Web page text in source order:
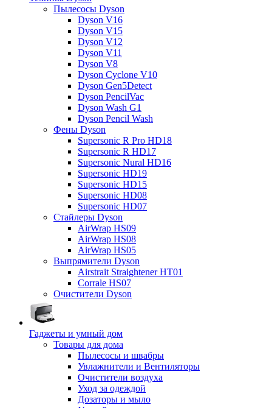
Пылесосы Dyson
Dyson V16
Dyson V15
Dyson V12
Dyson V11
Dyson V8
Dyson Cyclone V10
Dyson Gen5Detect
Dyson PencilVac
Dyson Wash G1
Dyson Pencil Wash
Фены Dyson
Supersonic R Pro HD18
Supersonic R HD17
Supersonic Nural HD16
Supersonic HD19
Supersonic HD15
Supersonic HD08
Supersonic HD07
Стайлеры Dyson
AirWrap HS09
AirWrap HS08
AirWrap HS05
Выпрямители Dyson
Airstrait Straightener HT01
Corrale HS07
Очистители Dyson
Гаджеты и умный дом
Товары для дома
Пылесосы и швабры
Увлажнители и Вентиляторы
Очистители воздуха
Уход за одеждой
Дозаторы и мыло